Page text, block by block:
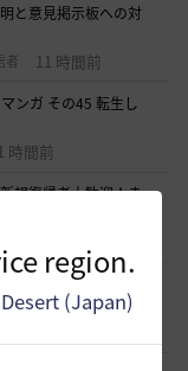
region.
(Japan)
と意見掲示板への対
者 11 時間前
ンガ その45 転生し
時間前
規復帰者大歓迎！ま
「えにぐま」ギルド